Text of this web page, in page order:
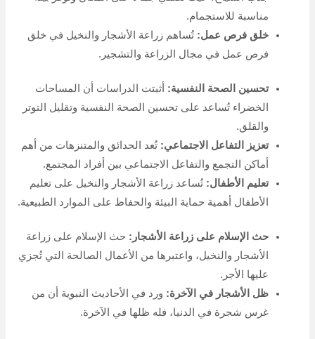
مناسبة للاستجمام.
خلق فرص عمل: تُساهم زراعة الأشجار والنخيل في خلق
فرص عمل في مجال الزراعة والتشجير.
تحسين الصحة النفسية: أثبتت الدراسات أن المساحات
الخضراء تُساعد على تحسين الصحة النفسية وتقليل التوتر
والقلق.
تعزيز التفاعل الاجتماعي: تُعد الحدائق والمتنزهات من أهم
أماكن التجمع والتفاعل الاجتماعي بين أفراد المجتمع.
تعليم الأطفال: تُساعد زراعة الأشجار والنخيل على تعليم
الأطفال أهمية حماية البيئة والحفاظ على الموارد الطبيعية.
حث الإسلام على زراعة الأشجار: حث الإسلام على زراعة
الأشجار والنخيل، واعتبرها من الأعمال الصالحة التي تُجزي
عليها الأجر.
ظل الأشجار في الآخرة: ورد في الأحاديث النبوية أن من
غرس شجرة في الدنيا، فله ظلها في الآخرة.